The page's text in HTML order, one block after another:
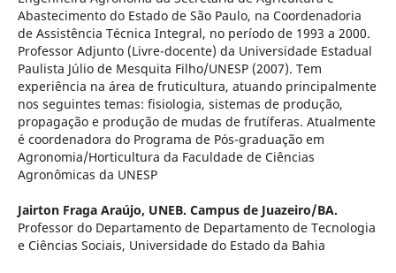
Abastecimento do Estado de São Paulo, na Coordenadoria
de Assistência Técnica Integral, no período de 1993 a 2000.
Professor Adjunto (Livre-docente) da Universidade Estadual
Paulista Júlio de Mesquita Filho/UNESP (2007). Tem
experiência na área de fruticultura, atuando principalmente
nos seguintes temas: fisiologia, sistemas de produção,
propagação e produção de mudas de frutíferas. Atualmente
é coordenadora do Programa de Pós-graduação em
Agronomia/Horticultura da Faculdade de Ciências
Agronômicas da UNESP
Jairton Fraga Araújo, UNEB. Campus de Juazeiro/BA.
Professor do Departamento de Departamento de Tecnologia
e Ciências Sociais, Universidade do Estado da Bahia